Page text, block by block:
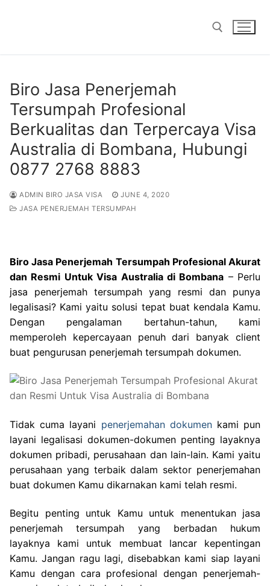
Biro Jasa Penerjemah
Tersumpah Profesional
Berkualitas dan Terpercaya Visa
Australia di Bombana, Hubungi
0877 2768 8883
ADMIN BIRO JASA VISA
JUNE 4, 2020
JASA PENERJEMAH TERSUMPAH
Biro Jasa Penerjemah Tersumpah Profesional Akurat
dan Resmi Untuk Visa Australia di Bombana – Perlu
jasa penerjemah tersumpah yang resmi dan punya
legalisasi? Kami yaitu solusi tepat buat kendala Kamu.
Dengan pengalaman bertahun-tahun, kami
memperoleh kepercayaan penuh dari banyak client
buat pengurusan penerjemah tersumpah dokumen.
Tidak cuma layani penerjemahan dokumenkami pun
layani legalisasi dokumen-dokumen penting layaknya
dokumen pribadi, perusahaan dan lain-lain. Kami yaitu
perusahaan yang terbaik dalam sektor penerjemahan
buat dokumen Kamu dikarnakan kami telah resmi.
Begitu penting untuk Kamu untuk menentukan jasa
penerjemah tersumpah yang berbadan hukum
layaknya kami untuk membuat lancar kepentingan
Kamu. Jangan ragu lagi, disebabkan kami siap layani
Kamu dengan cara profesional dengan penerjemah-